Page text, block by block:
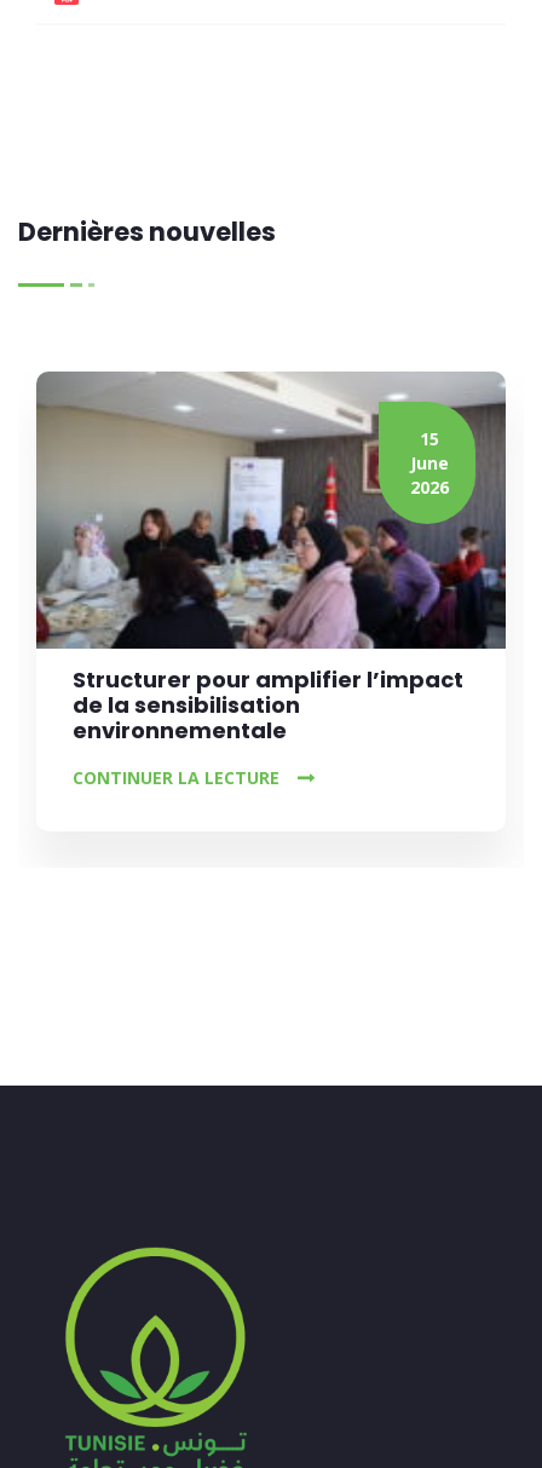
Dernières nouvelles
15
June
2026
Structurer pour amplifier l’impact
de la sensibilisation
environnementale
CONTINUER LA LECTURE